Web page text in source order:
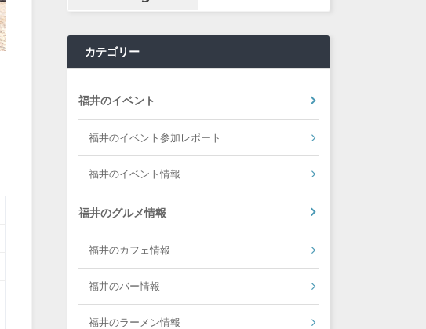
カテゴリー
福井のイベント
福井のイベント参加レポート
福井のイベント情報
福井のグルメ情報
福井のカフェ情報
福井のバー情報
福井のラーメン情報